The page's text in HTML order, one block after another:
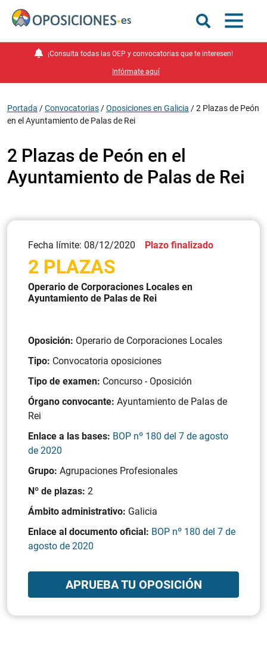
¡Consulta todas las OEP y convocatorias que te interesen!
Infórmate aquí
Portada /Convocatorias /Oposiciones en Galicia /2 Plazas de Peón
en el Ayuntamiento de Palas de Rei
2 Plazas de Peón en el
Ayuntamiento de Palas de Rei
Fecha límite: 08/12/2020 Plazo finalizado
2 PLAZAS
Operario de Corporaciones Locales en
Ayuntamiento de Palas de Rei
Oposición: Operario de Corporaciones Locales
Tipo: Convocatoria oposiciones
Tipo de examen: Concurso - Oposición
Órgano convocante: Ayuntamiento de Palas de
Rei
Enlace a las bases: BOP nº 180 del 7 de agosto
de 2020
Grupo: Agrupaciones Profesionales
Nº de plazas: 2
Ámbito administrativo: Galicia
Enlace al documento oficial: BOP nº 180 del 7 de
agosto de 2020
APRUEBA TU OPOSICIÓN